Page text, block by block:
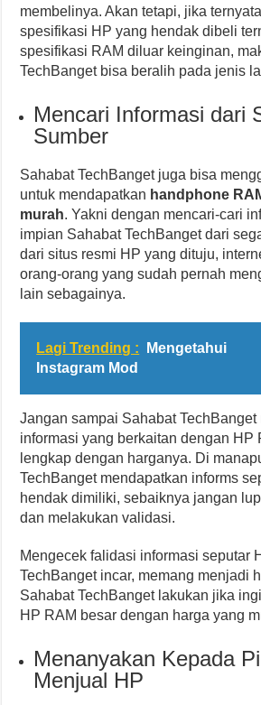
membelinya. Akan tetapi, jika
spesifikasi HP yang hendak dibeli
spesifikasi RAM diluar keinginan,
TechBanget bisa beralih pada jenis
Mencari Informasi dari
Sumber
Sahabat TechBanget juga bisa
untuk mendapatkan handphone
murah. Yakni dengan mencari-cari
impian Sahabat TechBanget dari
dari situs resmi HP yang dituju,
orang-orang yang sudah pernah
lain sebagainya.
Lagi Trending :
Mengetahui
Instagram Mod
Jangan sampai Sahabat TechBanget
informasi yang berkaitan dengan HP
lengkap dengan harganya. Di
TechBanget mendapatkan informs
hendak dimiliki, sebaiknya jangan
dan melakukan validasi.
Mengecek falidasi informasi seputar
TechBanget incar, memang menjadi
Sahabat TechBanget lakukan jika
HP RAM besar dengan harga yang
Menanyakan Kepada
Menjual HP